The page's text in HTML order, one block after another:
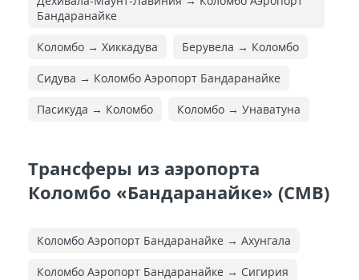
Бандаранайке
Коломбо → Хиккадува Берувела → Коломбо
Сидува → Коломбо Аэропорт Бандаранайке
Пасикуда → Коломбо Коломбо → Унаватуна
Трансферы из аэропорта
Коломбо «Бандаранайке» (CMB)
Коломбо Аэропорт Бандаранайке → Ахунгала
Коломбо Аэропорт Бандаранайке → Сигирия